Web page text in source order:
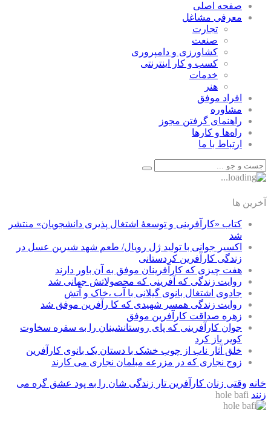
صفحه اصلی
معرفی مشاغل
تجارت
صنعت
كشاورزی و دامپروری
كسب و كار اينترنتی
خدمات
هنر
افراد موفق
مشاوره
راهنمای گرفتن مجوز
راه‌ها و كارها
ارتباط با ما
آخرین ها
کتاب «کارآفرینی و توسعۀ اشتغال پذیری دانشجویان» منتشر
شد
اکسیر جوانی با تولید ژل رویال/ طعم شهد شیرین عسل‌ در
زندگی کارآفرین کردستانی
هفت چیزی که کارآفرینان موفق به آن باور دارند
روایت زندگی که آفرینی که محصولاتش جهانی شد
جادوی اشتغال بانوی گیلانی با آب ،خاک و آتش
روایت زندگی همسر شهیدی که کا رآفرین موفق شد
زهره صداقت کارآفرین موفق
جوان کارآفرینی که پای روستانشینان را به سفره سخاوت
کویر باز کرد
خلق آثار ناب از چوب خشک با دستان یک بانوی کارآفرین
زوج نجاری که در مزرعه مبلمان نجاری می کارند
خانه وقتی زنان کارآفرین تار زندگی شان را به پود عشق گره می‌
زنند hole bafi